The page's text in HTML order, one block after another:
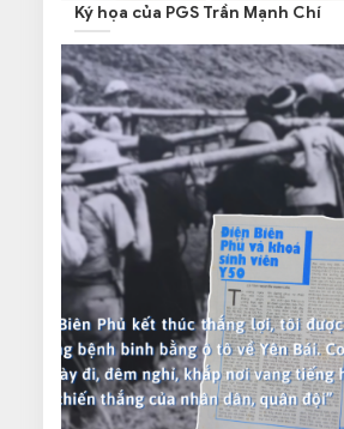
Ký họa của PGS Trần Mạnh Chí